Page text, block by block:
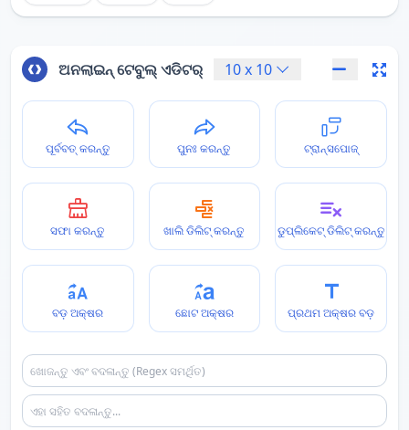
ଅନଲାଇନ୍ ଟେବୁଲ୍ ଏଡିଟର୍ 10x 10
ପୂର୍ବବତ୍ କରନ୍ତୁ ପୁନଃ କରନ୍ତୁ ଟ୍ରାନ୍ସପୋଜ୍
ସଫା କରନ୍ତୁ ଖାଲି ଡିଲିଟ୍ କରନ୍ତୁ ଡୁପ୍ଲିକେଟ୍ ଡିଲିଟ୍ କରନ୍ତୁ
ବଡ଼ ଅକ୍ଷର ଛୋଟ ଅକ୍ଷର ପ୍ରଥମ ଅକ୍ଷର ବଡ଼